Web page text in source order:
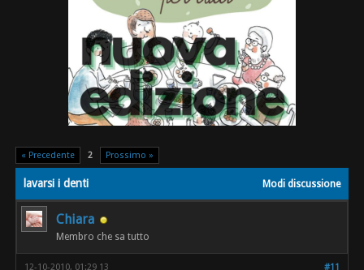
« Precedente 2 Prossimo »
Modi discussione
lavarsi i denti
Chiara
Membro che sa tutto
#11
12-10-2010, 01:29 13